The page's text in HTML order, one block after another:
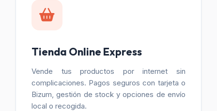
Tienda Online Express
Vende tus productos por internet sin
complicaciones. Pagos seguros con tarjeta o
Bizum, gestión de stock y opciones de envío
local o recogida.